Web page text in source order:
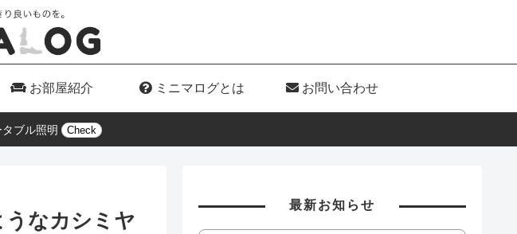
お部屋紹介 ミニマログとは お問い合わせ
ブル照明 Check
なカシミヤ
最新お知らせ